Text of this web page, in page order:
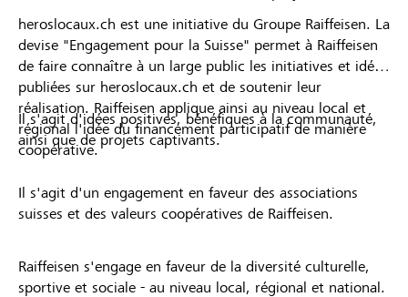
heroslocaux.ch est une initiative du Groupe Raiffeisen. La
devise "Engagement pour la Suisse" permet à Raiffeisen
de faire connaître à un large public les initiatives et idées
publiées sur heroslocaux.ch et de soutenir leur
réalisation. Raiffeisen applique ainsi au niveau local et
régional l'idée du financement participatif de manière
coopérative.
Il s'agit d'idées positives, bénéfiques à la communauté,
ainsi que de projets captivants.
Il s'agit d'un engagement en faveur des associations
suisses et des valeurs coopératives de Raiffeisen.
Raiffeisen s'engage en faveur de la diversité culturelle,
sportive et sociale - au niveau local, régional et national.